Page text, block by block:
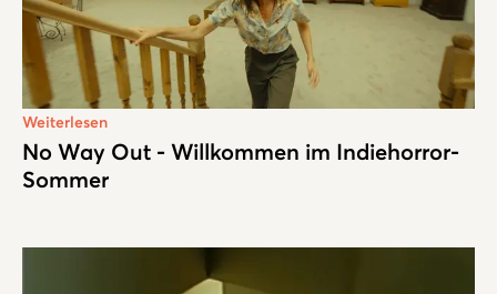
Weiterlesen
No Way Out - Willkommen im Indiehorror-
Sommer